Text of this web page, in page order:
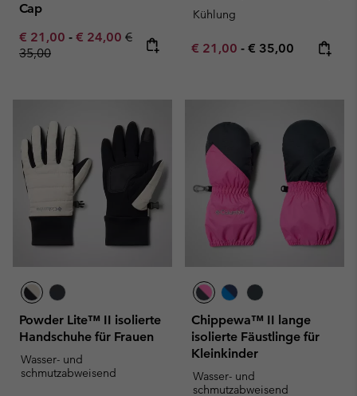
Cap
Minimum sale price:
€ 21,00 - Maximum sale price:
€ 24,00 Regular price:
€
35,00
Kühlung
Minimum sale price:
€ 21,00 - Maximum price:
€ 35,00
Powder Lite™ II isolierte
Handschuhe für Frauen
Wasser- und
schmutzabweisend
Chippewa™ II lange
isolierte Fäustlinge für
Kleinkinder
Wasser- und
schmutzabweisend